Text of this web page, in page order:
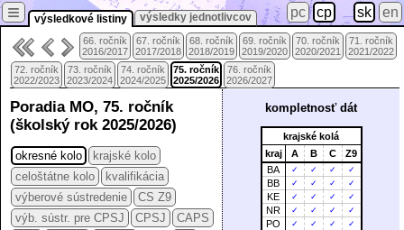
výsledkové listiny výsledky jednotlivcov
≡ pc cp sk en
66. ročník
2016/2017
67. ročník
2017/2018
68. ročník
2018/2019
69. ročník
2019/2020
70. ročník
2020/2021
71. ročník
2021/2022
72. ročník
2022/2023
73. ročník
2023/2024
74. ročník
2024/2025
75. ročník
2025/2026
76. ročník
2026/2027
kompletnosť dát
krajské kolá
kraj
A B C
Z9
BA
✓ ✓ ✓ ✓
BB ✓ ✓ ✓ ✓
KE ✓ ✓ ✓ ✓
NR ✓ ✓ ✓ ✓
PO ✓ ✓ ✓ ✓
Poradia MO, 75. ročník
(školský rok 2025/2026)
okresné kolo
krajské kolo
celoštátne kolo
kvalifikácia
výberové sústredenie
CS Z9
výb. sústr. pre CPSJ
CPSJ
CAPS